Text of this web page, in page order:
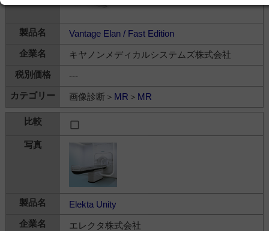
Vantage Elan / Fast Edition
キヤノンメディカルシステムズ株式会社
---
画像診断＞ MR ＞ MR
Elekta Unity
エレクタ株式会社